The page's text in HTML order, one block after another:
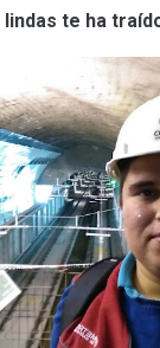
lindas te ha